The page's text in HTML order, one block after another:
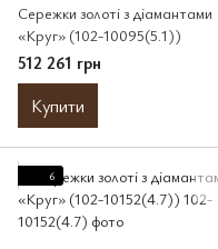
Сережки золоті з діамантами
«Круг» (102-10095(5.1))
512 261 грн
Купити
6